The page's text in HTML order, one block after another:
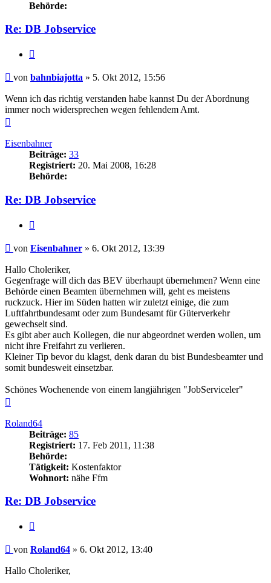
Behörde:
Re: DB Jobservice
Beitrag
von bahnbiajotta » 5. Okt 2012, 15:56
Wenn ich das richtig verstanden habe kannst Du der Abordnung
immer noch widersprechen wegen fehlendem Amt.
Eisenbahner
Beiträge: 33
Registriert: 20. Mai 2008, 16:28
Behörde:
Re: DB Jobservice
Beitrag
von Eisenbahner » 6. Okt 2012, 13:39
Hallo Choleriker,
Gegenfrage will dich das BEV überhaupt übernehmen? Wenn eine
Behörde einen Beamten übernehmen will, geht es meistens
ruckzuck. Hier im Süden hatten wir zuletzt einige, die zum
Luftfahrtbundesamt oder zum Bundesamt für Güterverkehr
gewechselt sind.
Es gibt aber auch Kollegen, die nur abgeordnet werden wollen, um
nicht ihre Freifahrt zu verlieren.
Kleiner Tip bevor du klagst, denk daran du bist Bundesbeamter und
somit bundesweit einsetzbar.
Schönes Wochenende von einem langjährigen "JobServiceler"
Roland64
Beiträge: 85
Registriert: 17. Feb 2011, 11:38
Behörde:
Tätigkeit: Kostenfaktor
Wohnort: nähe Ffm
Re: DB Jobservice
Beitrag
von Roland64 » 6. Okt 2012, 13:40
Hallo Choleriker,